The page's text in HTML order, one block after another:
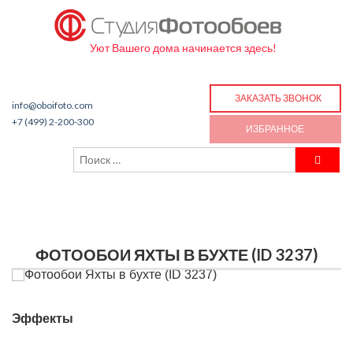
Уют Вашего дома начинается здесь!
info@oboifoto.com
+7 (499) 2-200-300
ЗАКАЗАТЬ ЗВОНОК
ИЗБРАННОЕ
ФОТООБОИ ЯХТЫ В БУХТЕ (ID 3237)
Эффекты